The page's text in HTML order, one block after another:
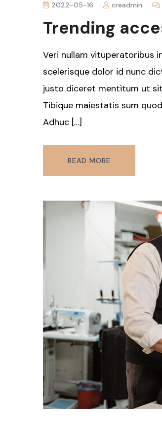
2022-05-16 creadmin
Trending
Veri nullam vituperatoribus
scelerisque dolor id nunc
justo diceret mentitum ut
Tibique maiestatis sum
Adhuc […]
READ MORE